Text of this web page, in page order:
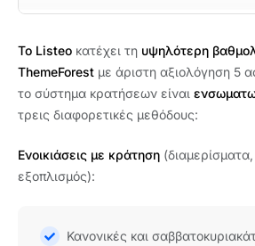
Το Listeo κατέχει τη υψηλότερη
ThemeForest με άριστη αξιολόγηση 5
το σύστημα κρατήσεων είναι
τρεις διαφορετικές μεθόδους:
Ενοικιάσεις με κράτηση
εξοπλισμός):
Κανονικές και